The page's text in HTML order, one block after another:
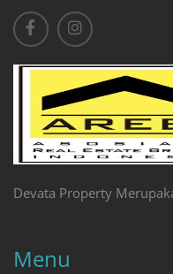
Devata Property
Menu